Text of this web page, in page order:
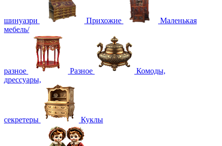
шинуазри Прихожие
Маленькая
мебель/
разное Разное
Комоды,
дрессуары,
секретеры Куклы